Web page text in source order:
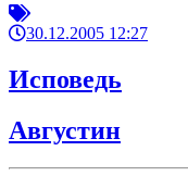
30.12.2005 12:27
Исповедь
Августин